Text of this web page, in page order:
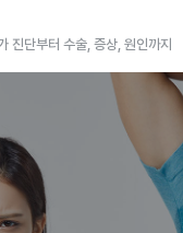
진단부터 수술, 증상, 원인까지